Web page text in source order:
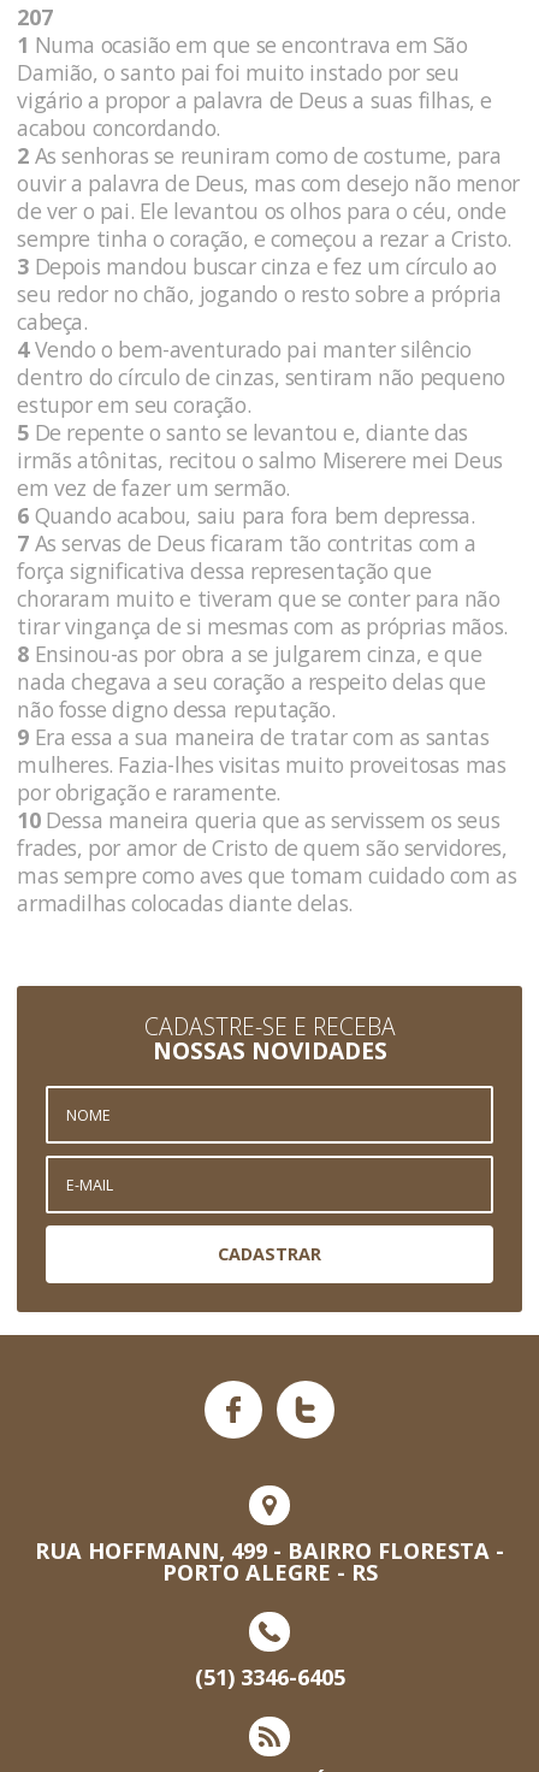
207
1 Numa ocasião em que se encontrava em São
Damião, o santo pai foi muito instado por seu
vigário a propor a palavra de Deus a suas filhas, e
acabou concordando.
2 As senhoras se reuniram como de costume, para
ouvir a palavra de Deus, mas com desejo não menor
de ver o pai. Ele levantou os olhos para o céu, onde
sempre tinha o coração, e começou a rezar a Cristo.
3 Depois mandou buscar cinza e fez um círculo ao
seu redor no chão, jogando o resto sobre a própria
cabeça.
4Vendo o bem-aventurado pai manter silêncio
dentro do círculo de cinzas, sentiram não pequeno
estupor em seu coração.
5 De repente o santo se levantou e, diante das
irmãs atônitas, recitou o salmo Miserere mei Deus
em vez de fazer um sermão.
6 Quando acabou, saiu para fora bem depressa.
7 As servas de Deus ficaram tão contritas com a
força significativa dessa representação que
choraram muito e tiveram que se conter para não
tirar vingança de si mesmas com as próprias mãos.
8 Ensinou-as por obra a se julgarem cinza, e que
nada chegava a seu coração a respeito delas que
não fosse digno dessa reputação.
9 Era essa a sua maneira de tratar com as santas
mulheres. Fazia-lhes visitas muito proveitosas mas
por obrigação e raramente.
10Dessa maneira queria que as servissem os seus
frades, por amor de Cristo de quem são servidores,
mas sempre como aves que tomam cuidado com as
armadilhas colocadas diante delas.
CADASTRE-SE E RECEBA
NOSSAS NOVIDADES
CADASTRAR
RUA HOFFMANN, 499 - BAIRRO FLORESTA -
PORTO ALEGRE - RS
(51) 3346-6405